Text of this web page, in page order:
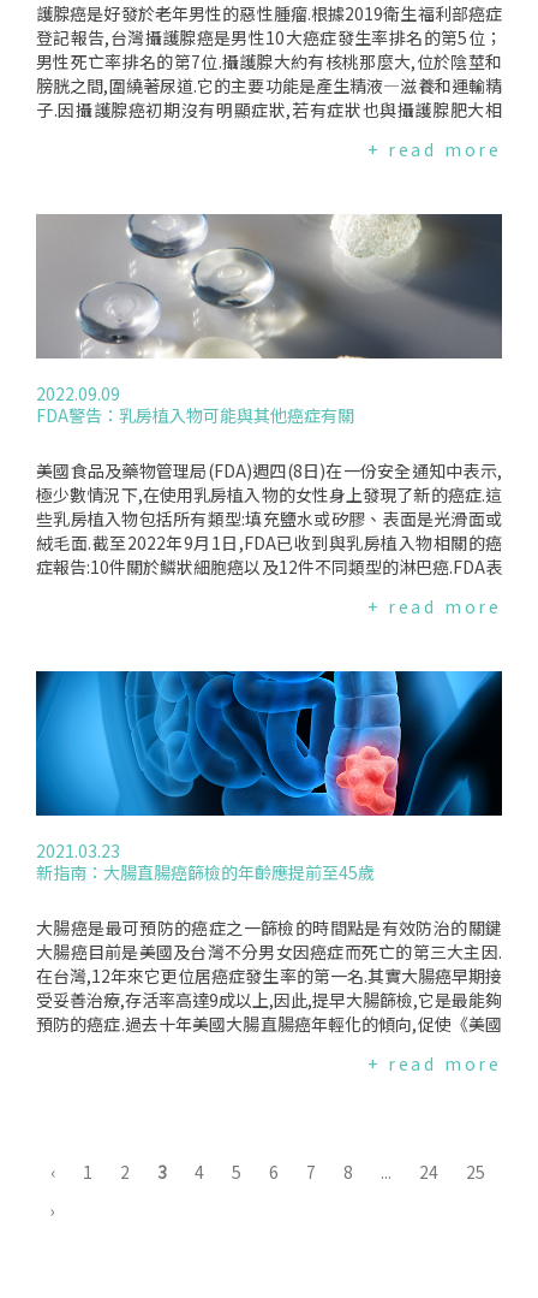
攝護腺癌的男性能夠真正評估這些得失利弊".該研究的結果於M
arch11,2023在義大利米蘭舉行的歐洲泌尿外科協會年會上公
佈.兩項關於這些數據的研究也發表在《新英格蘭醫學雜誌》和
配套雜誌《新英格蘭醫學雜誌證據》上.編譯來源:NEJM(2023.0
3.11)、CNN(2023.03.13)、MedpageToday(2023.03.11)
症."上個月,一項結合PSA檢查和尋找血液中免疫細胞變化的血
液測試發現,在對147名男性進行測試時,陽性結果的準確率為9
3%.科學家們對下一代更準確的血液測試感到興奮,它或許可以
用來篩檢健康男性的癌症早期跡象.該研究發表在《癌症醫學》
上.編譯來源:DailyMail(2023.02.27)
護腺癌是好發於老年男性的惡性腫瘤.根據2019衛生福利部癌症
登記報告,台灣攝護腺癌是男性10大癌症發生率排名的第5位；
男性死亡率排名的第7位.攝護腺大約有核桃那麼大,位於陰莖和
膀胱之間,圍繞著尿道.它的主要功能是產生精液—滋養和運輸精
子.因攝護腺癌初期沒有明顯症狀,若有症狀也與攝護腺肥大相
機率偏高.因此,早期發現,可以早期治療,10年存活率可達95%.可
排尿方式的變化更有可能是因為攝護腺肥大,對尿道施加壓力而
引起的,而不是癌症,但英國攝護腺癌協會表示,無論如何有下列
症狀要注意癌症的可能,都要去看醫生.一、更頻繁地或在夜間小
便.二、需要衝上廁所.三、開始小便可能很困難.四、要用力排空
膀胱、排空膀胱需要很長時間、或者尿流不暢.五、睪丸會疼痛.
六、精液或尿液中的血液也可能是腫瘤變大的跡象,因為它可能
精液或尿液中的血液通常並不意味著癌症.另外,英國攝護腺癌協
會還指出,如果癌症突破攝護腺或擴散到身體的其他部位,可能會
可能是癌症擴散到骨骼時引起的.可能還會有勃起持久的問題、
不明原因的體重減輕或疲勞.要不要做攝護腺癌篩查？去年10月,
密歇根大學的研究人員表示,廣泛篩檢有助於更早地發現攝護腺
癌,從而為男性提供更好的生存機會.他們的研究使用攝護腺特異
性抗原(PSA)血液檢測對男性進行篩檢,結果發現晚期診斷病例
檢.英國健康照護署NHS說:"PSA測試不可靠,在沒有癌症存在的
不同的方法來關注攝護腺癌的進展,這些方法稱為"觀察等
待"和"主動監測".前者通常被推薦給老年男性,並涉及延遲治療
以查看癌症是否進展.雖然主動監測是定期進行MRI掃描、PSA
測試,有時還進行活組織檢查,以監測癌症的進展並避免對無害癌
症進行不必要的治療.攝護腺癌通常需要睾丸激素才能生長,因此
一些男性接受激素治療以降低激素水平,以減緩癌症的生長.正在
的鬍鬚沒有正常生長,我很累,而且我開始潮熱了.”有些人會切
除攝護腺,有些人會接受放射治療.編譯來源:dailymail(2023.01.
+ read more
2022.09.09
FDA警告：乳房植入物可能與其他癌症有關
美國食品及藥物管理局(FDA)週四(8日)在一份安全通知中表示,
極少數情況下,在使用乳房植入物的女性身上發現了新的癌症.這
些乳房植入物包括所有類型:填充鹽水或矽膠、表面是光滑面或
絨毛面.截至2022年9月1日,FDA已收到與乳房植入物相關的癌
症報告:10件關於鱗狀細胞癌以及12件不同類型的淋巴癌.FDA表
L)不同.這些罕見的癌症發生在乳房植入物周圍的疤痕組織中,其
入物有更高的風險.去年,美國FDA在乳房植入物的包裝貼上了所
謂的"黑盒標籤",警告植入物與許多慢性疾病有關,包括自身免疫
性疾病、關節疼痛、精神錯亂、肌肉酸痛和慢性疲勞等,以及淋
巴癌.2019年,因為有引發罕見癌症(BIA-ALCL)的疑慮,FDA要求
乳房植入物製造廠Allergan將特定幾款"絨毛面乳房植入物"下
架.遵循FDA這項要求,Allergan宣佈將於全球停售"BIOCELL絨
(2022.09.09)
+ read more
2021.03.23
新指南：大腸直腸癌篩檢的年齡應提前至45歲
大腸癌是最可預防的癌症之一篩檢的時間點是有效防治的關鍵
大腸癌目前是美國及台灣不分男女因癌症而死亡的第三大主因.
在台灣,12年來它更位居癌症發生率的第一名.其實大腸癌早期接
受妥善治療,存活率高達9成以上,因此,提早大腸篩檢,它是最能夠
預防的癌症.過去十年美國大腸直腸癌年輕化的傾向,促使《美國
上的《美國胃腸科期刊》,指出對有一般風險的人,篩檢應該在45
利捐,補助50-74歲民眾每2年1次定量免疫法糞便潛血檢查.目前
檢年齡.自2009年後,大腸直腸癌的篩檢改進了許多.目前有七種
+ read more
‹ 1 2 3 4 5 6 7 8 ... 24
25
›